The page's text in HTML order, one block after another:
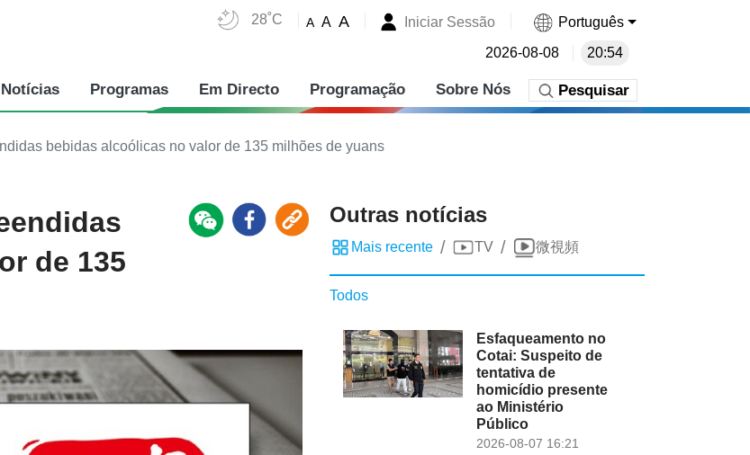
28˚C A A A Iniciar Sessão Português
2026-08-08 20:54
Notícias Programas Em Directo Programação Sobre Nós Pesquisar
bebidas alcoólicas no valor de 135 milhões de yuans
de 135
Outras notícias
Mais recente / TV / 微視頻
Todos
Esfaqueamento no
Cotai: Suspeito de
tentativa de
homicídio presente
ao Ministério
Público
2026-08-07 16:21